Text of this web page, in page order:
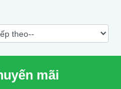
mãi